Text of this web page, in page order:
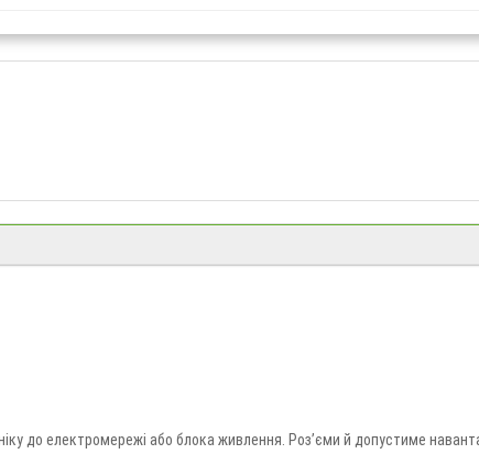
до електромережі або блока живлення. Роз’єми й допустиме